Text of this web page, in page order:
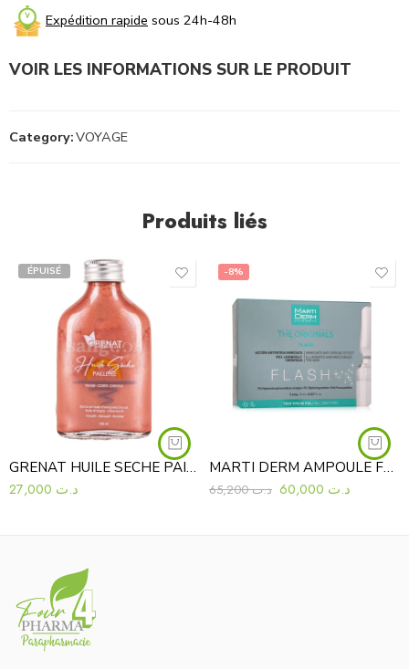
Expédition rapide sous 24h-48h
VOIR LES INFORMATIONS SUR LE PRODUIT
Category:VOYAGE
Produits liés
ÉPUISÉ
GRENAT HUILE SECHE PAILLETE 100ML ROSEE
د.ت
-8%
MARTI DERM AMPOULE FLASH 5 AMPOULES 10ML
د.ت65,200 د.ت